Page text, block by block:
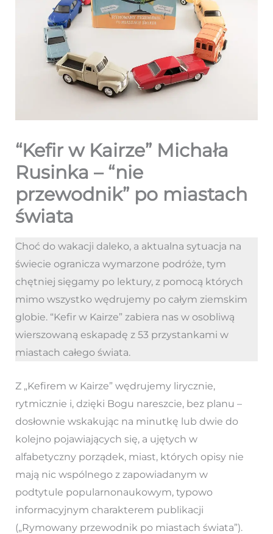
“Kefir w Kairze” Michała
Rusinka – “nie
przewodnik” po miastach
świata
Choć do wakacji daleko, a aktualna sytuacja na
świecie ogranicza wymarzone podróże, tym
chętniej sięgamy po lektury, z pomocą których
mimo wszystko wędrujemy po całym ziemskim
globie. “Kefir w Kairze” zabiera nas w osobliwą
wierszowaną eskapadę z 53 przystankami w
miastach całego świata.
Z „Kefirem w Kairze” wędrujemy lirycznie,
rytmicznie i, dzięki Bogu nareszcie, bez planu –
dosłownie wskakując na minutkę lub dwie do
kolejno pojawiających się, a ujętych w
alfabetyczny porządek, miast, których opisy nie
mają nic wspólnego z zapowiadanym w
podtytule popularnonaukowym, typowo
informacyjnym charakterem publikacji
(„Rymowany przewodnik po miastach świata”).